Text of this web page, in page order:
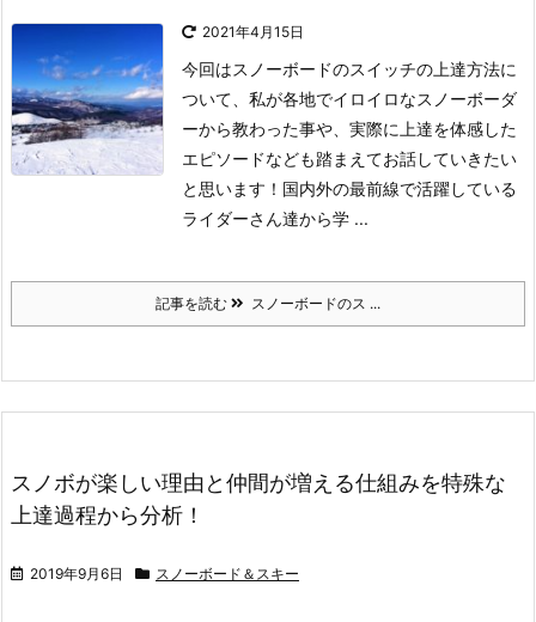
2021年4月15日
今回はスノーボードのスイッチの上達方法に
ついて、私が各地でイロイロなスノーボーダ
ーから教わった事や、実際に上達を体感した
エピソードなども踏まえてお話していきたい
と思います！ 国内外の最前線で活躍している
ライダーさん達から学 ...
記事を読む スノーボードのス ...
スノボが楽しい理由と仲間が増える仕組みを特殊な
上達過程から分析！
2019年9月6日 スノーボード＆スキー